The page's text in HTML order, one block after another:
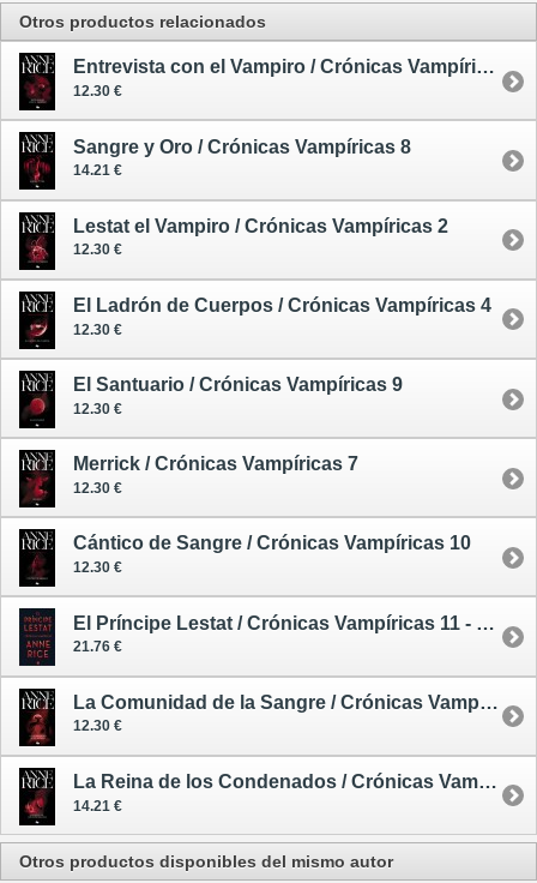
Otros productos relacionados
Entrevista con el Vampiro / Crónicas Vampíricas 1 - tapa blanda
12.30 €
Sangre y Oro / Crónicas Vampíricas 8
14.21 €
Lestat el Vampiro / Crónicas Vampíricas 2
12.30 €
El Ladrón de Cuerpos / Crónicas Vampíricas 4
12.30 €
El Santuario / Crónicas Vampíricas 9
12.30 €
Merrick / Crónicas Vampíricas 7
12.30 €
Cántico de Sangre / Crónicas Vampíricas 10
12.30 €
El Príncipe Lestat / Crónicas Vampíricas 11 - tapa dura
21.76 €
La Comunidad de la Sangre / Crónicas Vampíricas 13
12.30 €
La Reina de los Condenados / Crónicas Vampíricas 3
14.21 €
Otros productos disponibles del mismo autor